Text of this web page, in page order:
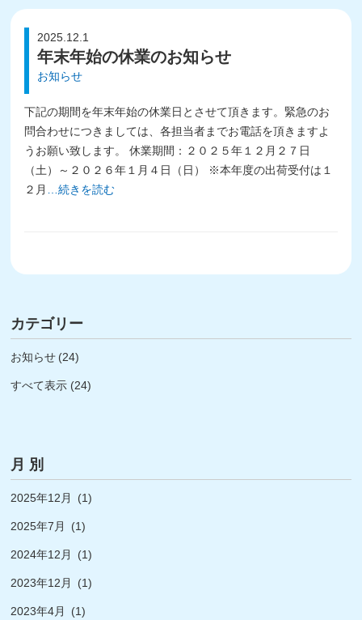
2025.12.1
年末年始の休業のお知らせ
お知らせ
下記の期間を年末年始の休業日とさせて頂きます。緊急のお
問合わせにつきましては、各担当者までお電話を頂きますよ
うお願い致します。 休業期間：２０２５年１２月２７日
（土）～２０２６年１月４日（日） ※本年度の出荷受付は１
２月
…続きを読む
カテゴリー
お知らせ (24)
すべて表示 (24)
月 別
2025年12月 (1)
2025年7月 (1)
2024年12月 (1)
2023年12月 (1)
2023年4月 (1)